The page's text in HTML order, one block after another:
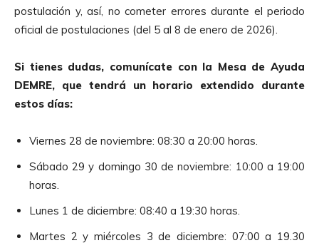
postulación y, así, no cometer errores durante el periodo
oficial de postulaciones (del 5 al 8 de enero de 2026).
Si tienes dudas, comunícate con la Mesa de Ayuda
DEMRE, que tendrá un horario extendido durante
estos días:
Viernes 28 de noviembre: 08:30 a 20:00 horas.
Sábado 29 y domingo 30 de noviembre: 10:00 a 19:00
horas.
Lunes 1 de diciembre: 08:40 a 19:30 horas.
Martes 2 y miércoles 3 de diciembre: 07:00 a 19.30